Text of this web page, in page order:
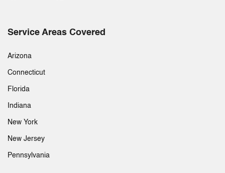
Service Areas Covered
Arizona
Connecticut
Florida
Indiana
New York
New Jersey
Pennsylvania